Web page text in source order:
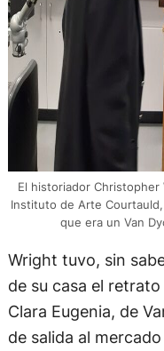
El historiador Christopher
Instituto de Arte
que era un Van
Wright tuvo, sin
de su casa el
Clara Eugenia, de
de salida al